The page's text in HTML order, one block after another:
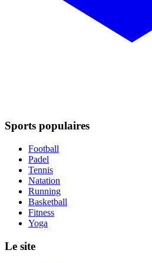
Sports populaires
Football
Padel
Tennis
Natation
Running
Basketball
Fitness
Yoga
Le site